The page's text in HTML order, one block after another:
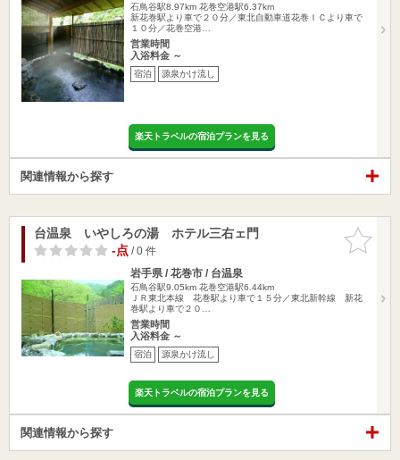
石鳥谷駅8.97km 花巻空港駅6.37km
新花巻駅より車で２０分／東北自動車道花巻ＩＣより車で
１０分／花巻空港…
営業時間
入浴料金 ～
宿泊 源泉かけ流し
楽天トラベルの宿泊プランを見る
関連情報から探す
お気に入
りに追加
台温泉 いやしろの湯 ホテル三右ェ門
-点/ 0 件
岩手県 / 花巻市 / 台温泉
石鳥谷駅9.05km 花巻空港駅6.44km
ＪＲ東北本線 花巻駅より車で１５分／東北新幹線 新花
巻駅より車で２０…
営業時間
入浴料金 ～
宿泊 源泉かけ流し
楽天トラベルの宿泊プランを見る
関連情報から探す